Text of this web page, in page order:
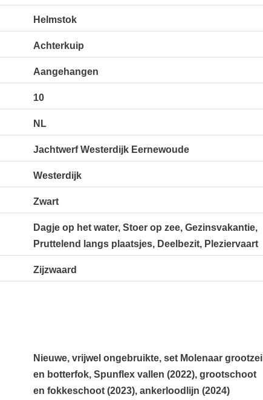
Helmstok
Achterkuip
Aangehangen
10
NL
Jachtwerf Westerdijk Eernewoude
Westerdijk
Zwart
Dagje op het water, Stoer op zee, Gezinsvakantie,
Pruttelend langs plaatsjes, Deelbezit, Pleziervaart
Zijzwaard
Nieuwe, vrijwel ongebruikte, set Molenaar grootzeil
en botterfok, Spunflex vallen (2022), grootschoot
en fokkeschoot (2023), ankerloodlijn (2024)